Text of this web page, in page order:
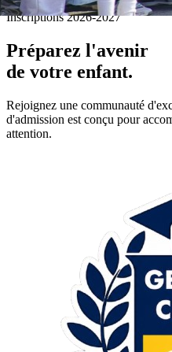
Inscriptions 2026-2027
Préparez l'avenir
de votre enfant.
Rejoignez une communauté
d'admission est conçu pour
attention.